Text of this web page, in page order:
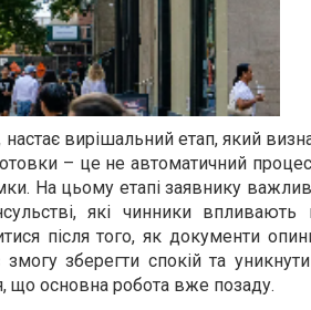
вирішальний етап, який
– це не автоматичний
На цьому етапі заявнику
які чинники впливають
після того, як документи
зберегти спокій та
що основна робота вже позаду.